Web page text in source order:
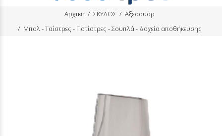
Αρχικη ΣΚΥΛΟΣ
Αξεσουάρ
Μπολ - Ταΐστρες - Ποτίστρες - Σουπλά - Δοχεία αποθήκευσης